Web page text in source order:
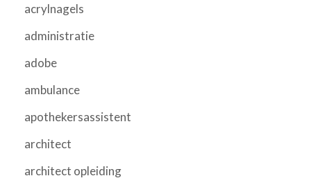
acrylnagels
administratie
adobe
ambulance
apothekersassistent
architect
architect opleiding